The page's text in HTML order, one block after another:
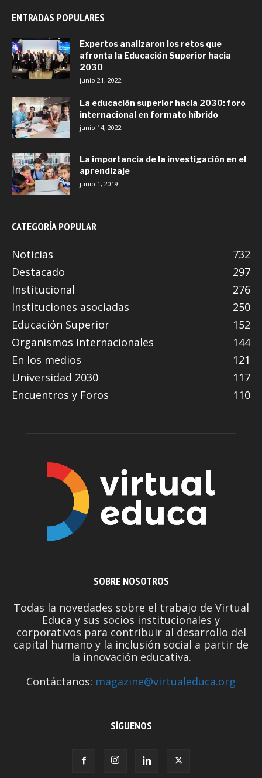
ENTRADAS POPULARES
Expertos analizaron los retos que
afronta la Educación Superior hacia
2030
junio 21, 2022
La educación superior hacia 2030: foro
internacional en formato híbrido
junio 14, 2022
La importancia de la investigación en el
aprendizaje
junio 1, 2019
CATEGORÍA POPULAR
Noticias
732
Destacado
297
Institucional
276
Instituciones asociadas
250
Educación Superior
152
Organismos Internacionales
144
En los medios
121
Universidad 2030
117
Encuentros y Foros
110
SOBRE NOSOTROS
Todas la novedades sobre el trabajo de Virtual
Educa y sus socios institucionales y
corporativos para contribuir al desarrollo del
capital humano y la inclusión social a partir de
la innovación educativa.
Contáctanos: magazine@virtualeduca.org
SÍGUENOS